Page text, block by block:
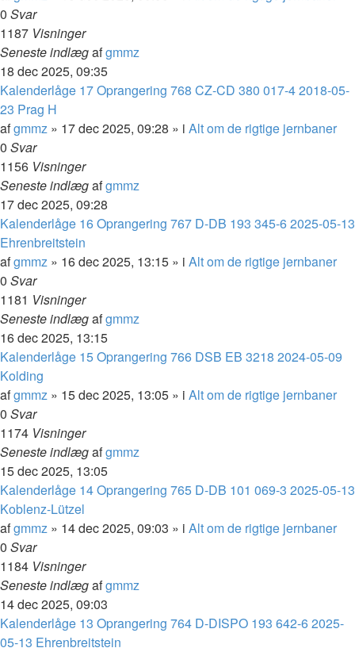
0 Svar
1187 Visninger
Seneste indlægafgmmz
18 dec 2025, 09:35
Kalenderlåge 17 Oprangering 768 CZ-CD 380 017-4 2018-05-
23 Prag H
afgmmz » 17 dec 2025, 09:28 » i Alt om de rigtige jernbaner
0 Svar
1156 Visninger
Seneste indlægafgmmz
17 dec 2025, 09:28
Kalenderlåge 16 Oprangering 767 D-DB 193 345-6 2025-05-13
Ehrenbreitstein
afgmmz » 16 dec 2025, 13:15 » i Alt om de rigtige jernbaner
0 Svar
1181 Visninger
Seneste indlægafgmmz
16 dec 2025, 13:15
Kalenderlåge 15 Oprangering 766 DSB EB 3218 2024-05-09
Kolding
afgmmz » 15 dec 2025, 13:05 » i Alt om de rigtige jernbaner
0 Svar
1174 Visninger
Seneste indlægafgmmz
15 dec 2025, 13:05
Kalenderlåge 14 Oprangering 765 D-DB 101 069-3 2025-05-13
Koblenz-Lützel
afgmmz » 14 dec 2025, 09:03 » i Alt om de rigtige jernbaner
0 Svar
1184 Visninger
Seneste indlægafgmmz
14 dec 2025, 09:03
Kalenderlåge 13 Oprangering 764 D-DISPO 193 642-6 2025-
05-13 Ehrenbreitstein